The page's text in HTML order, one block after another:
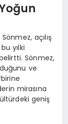
açılış
yılki
Sönmez,
ve
mirasına
geniş